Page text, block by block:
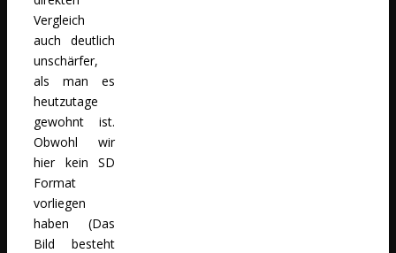
Vergleich
auch deutlich
unschärfer,
als man es
heutzutage
gewohnt ist.
Obwohl wir
hier kein SD
Format
vorliegen
haben (Das
Bild besteht